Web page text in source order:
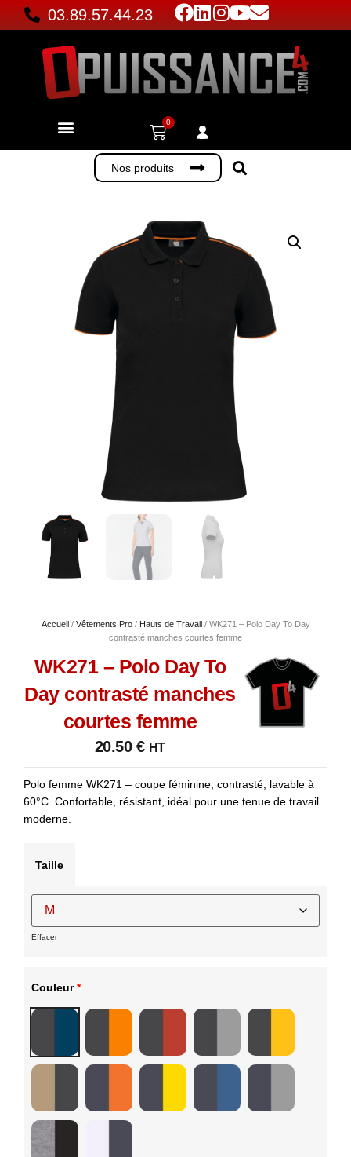
03.89.57.44.23
0
Accueil / Vêtements Pro/ Hauts de Travail / WK271 – Polo Day To Day
contrasté manches courtes femme
WK271 – Polo Day To
Day contrasté manches
courtes femme
20.50 € HT
Polo femme WK271 – coupe féminine, contrasté, lavable à
60°C. Confortable, résistant, idéal pour une tenue de travail
moderne.
Taille
Effacer
Couleur*